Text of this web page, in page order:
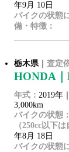
年9月 10日
バイクの状態
備・特徴：
栃木県｜ 査定
HONDA
年式： 2019年｜
3,000km
バイクの状態：
（250cc以下
年8月 18日
バイクの状態